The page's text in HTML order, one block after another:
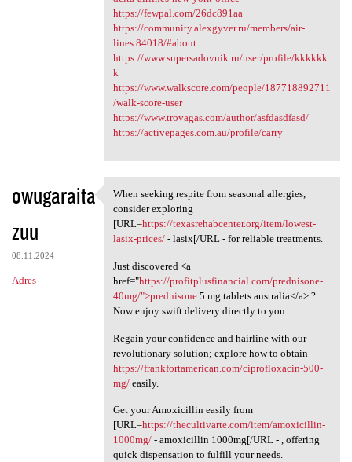
https://fewpal.com/26dc891aa
https://community.alexgyver.ru/members/air-
lines.84018/#about
https://www.supersadovnik.ru/user/profile/kkkkkk
k
https://www.walkscore.com/people/187718892711
/walk-score-user
https://www.trovagas.com/author/asfdasdfasd/
https://activepages.com.au/profile/carry
owugaraita
zuu
08.11.2024
Adres
When seeking respite from
When seeking respite from seasonal allergies,
consider exploring
[URL=https://texasrehabcenter.org/item/lowest-
lasix-prices/- lasix[/URL - for reliable treatments.
Just discovered <a
href="https://profitplusfinancial.com/prednisone-
40mg/">prednisone5 mg tablets australia</a> ?
Now enjoy swift delivery directly to you.
Regain your confidence and hairline with our
revolutionary solution; explore how to obtain
https://frankfortamerican.com/ciprofloxacin-500-
mg/easily.
Get your Amoxicillin easily from
[URL=https://thecultivarte.com/item/amoxicillin-
1000mg/- amoxicillin 1000mg[/URL - , offering
quick dispensation to fulfill your needs.